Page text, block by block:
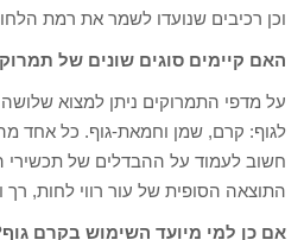
וכן רכיבים שנועדו לשמר את רמת
האם קיימים סוגים שונים של
על מדפי התמרוקים ניתן למצוא שלושה
לגוף: קרם, שמן וחמאת-גוף. כל אחד
חשוב לעמוד על ההבדלים של תכשירי
התוצאה הסופית של עור רווי לחות, רך
אם כן למי מיועד השימוש בקרם